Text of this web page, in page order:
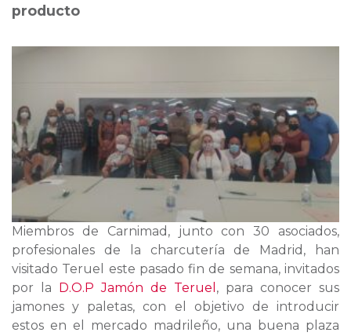
producto
Miembros de Carnimad, junto con 30 asociados,
profesionales de la charcutería de Madrid, han
visitado Teruel este pasado fin de semana, invitados
por la
D.O.P Jamón de Teruel , para conocer sus
jamones y paletas, con el objetivo de introducir
estos en el mercado madrileño, una buena plaza